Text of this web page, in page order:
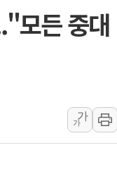
안 속 유가 상승에 소폭
택' SNS 글 역풍에 "정
트로 또 충돌…반복되는
] 특공 전략도 '극과 극'…
모든 중대
가
가